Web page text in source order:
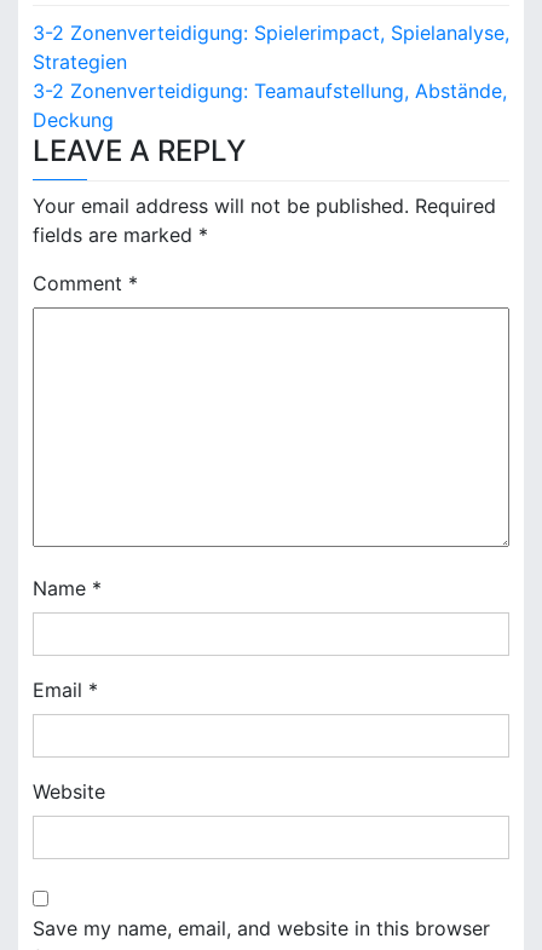
P
o
s
t
n
a
v
o
n
3-2 Zonenverteidigung: Spielerimpact, Spielanalyse,
Strategien
3-2 Zonenverteidigung: Teamaufstellung, Abstände,
Deckung
LEAVE A REPLY
Your email address will not be published. Required
fields are marked *
Comment *
Name *
Email *
Website
Save my name, email, and website in this browser